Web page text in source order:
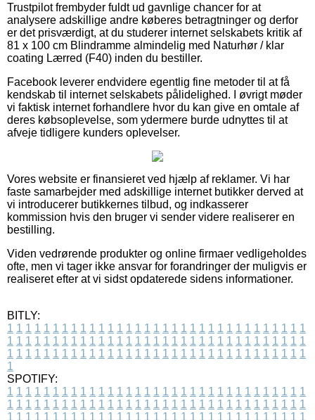
Trustpilot frembyder fuldt ud gavnlige chancer for at
analysere adskillige andre køberes betragtninger og derfor
er det prisværdigt, at du studerer internet selskabets kritik af
81 x 100 cm Blindramme almindelig med Naturhør / klar
coating Lærred (F40) inden du bestiller.
Facebook leverer endvidere egentlig fine metoder til at få
kendskab til internet selskabets pålidelighed. I øvrigt møder
vi faktisk internet forhandlere hvor du kan give en omtale af
deres købsoplevelse, som ydermere burde udnyttes til at
afveje tidligere kunders oplevelser.
Vores website er finansieret ved hjælp af reklamer. Vi har
faste samarbejder med adskillige internet butikker derved at
vi introducerer butikkernes tilbud, og indkasserer
kommission hvis den bruger vi sender videre realiserer en
bestilling.
Viden vedrørende produkter og online firmaer vedligeholdes
ofte, men vi tager ikke ansvar for forandringer der muligvis er
realiseret efter at vi sidst opdaterede sidens informationer.
BITLY:
1 1 1 1 1 1 1 1 1 1 1 1 1 1 1 1 1 1 1 1 1 1 1 1 1 1 1 1 1 1 1 1 1
1 1 1 1 1 1 1 1 1 1 1 1 1 1 1 1 1 1 1 1 1 1 1 1 1 1 1 1 1 1 1 1 1
1 1 1 1 1 1 1 1 1 1 1 1 1 1 1 1 1 1 1 1 1 1 1 1 1 1 1 1 1 1 1 1 1
1
SPOTIFY:
1 1 1 1 1 1 1 1 1 1 1 1 1 1 1 1 1 1 1 1 1 1 1 1 1 1 1 1 1 1 1 1 1
1 1 1 1 1 1 1 1 1 1 1 1 1 1 1 1 1 1 1 1 1 1 1 1 1 1 1 1 1 1 1 1 1
1 1 1 1 1 1 1 1 1 1 1 1 1 1 1 1 1 1 1 1 1 1 1 1 1 1 1 1 1 1 1 1 1